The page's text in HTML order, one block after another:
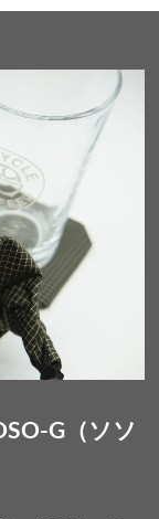
G（ソソ